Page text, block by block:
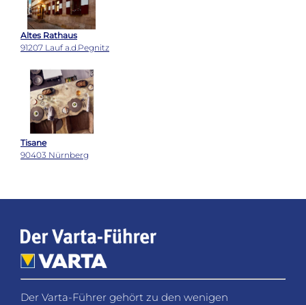
Altes Rathaus
91207 Lauf a.d.Pegnitz
Tisane
90403 Nürnberg
Der Varta-Führer gehört zu den wenigen